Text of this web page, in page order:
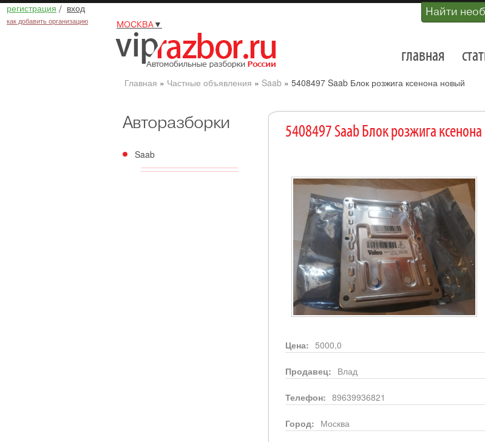
регистрация / вход
как добавить организацию
Найти
МОСКВА▼
главная
Главная » Частные объявления » Saab» 5408497 Saab Блок розжига ксенона новый
Авторазборки
Saab
5408497 Saab Блок розжига
Цена: 5000,0
Продавец: Влад
Телефон: 89639936821
Город: Москва